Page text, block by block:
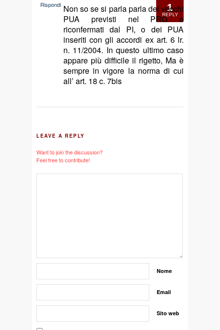
1
REPLY
Non so se si parla parla dei vecchi
PUA previsti nel PRG e
riconfermati dal PI, o dei PUA
inseriti con gli accordi ex art. 6 lr.
n. 11/2004. In questo ultimo caso
appare più difficile il rigetto, Ma è
sempre in vigore la norma di cui
all’ art. 18 c. 7bis
Rispondi
LEAVE A REPLY
Want to join the discussion?
Feel free to contribute!
Nome
Email
Sito web